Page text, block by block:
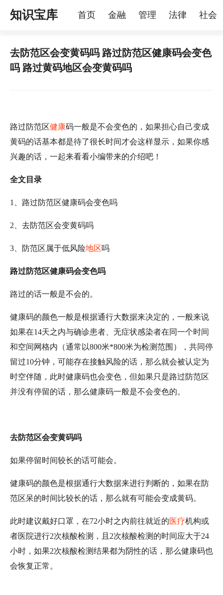
知识宝库 首页 金融 管理 法律 社会
烦恼 家庭
去防范区会变黄码吗 路过防范区健康码会变色
吗 路过黄码地区会变黄码吗
路过防范区健康码一般是不会变色的，如果担心自己变成
黄码的话基本都是待了很长时间才会这样显示，如果你感
兴趣的话，一起来看看小编带来的介绍吧！
全文目录
1、路过防范区健康码会变色吗
2、去防范区会变黄码吗
3、防范区属于低风险地区吗
路过防范区健康码会变色吗
路过的话一般是不会的。
健康码的颜色一般是根据通行大数据来决定的，一般来说
如果在14天之内与确诊患者、无症状感染者在同一个时间
和空间网格内（通常以800米*800米为检测范围），共同停
留过10分钟，可能存在接触风险的话，那么就会被认定为
时空伴随，此时健康码也会变色，但如果只是路过防范区
并没有停留的话，那么健康码一般是不会变色的。
去防范区会变黄码吗
如果停留时间较长的话可能会。
健康码的颜色是根据通行大数据来进行判断的，如果在防
范区呆的时间比较长的话，那么就有可能会变成黄码。
此时建议戴好口罩，在72小时之内前往就近的医疗机构或
者医院进行2次核酸检测，且2次核酸检测的时间应大于24
小时，如果2次核酸检测结果都为阴性的话，那么健康码也
会恢复正常。